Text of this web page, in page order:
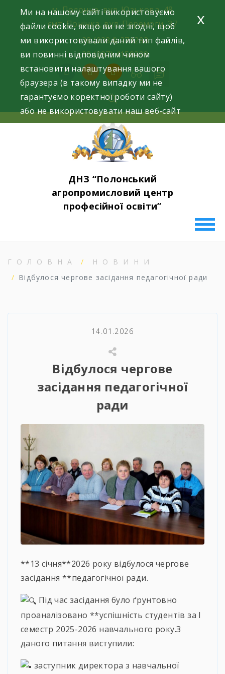
content
м. Полонне, вул. Юзькова, 48
смт. Понінка, вул. Перемоги, 37
+38 (0384) 371293
+38 (097) 4159398
facebookinstagramyoutube
ДНЗ “Полонський
агропромисловий центр
професійної освіти”
ГОЛОВНА
НОВИНИ
Відбулося чергове засідання педагогічної ради
14.01.2026
Відбулося чергове
засідання педагогічної
ради
**13 січня**2026 року відбулося чергове
засідання **педагогічної ради.
Під час засідання було ґрунтовно
проаналізовано **успішність студентів за І
семестр 2025-2026 навчального року.З
даного питання виступили:
заступник директора з навчальної
Ми на нашому сайті використовуємо
файли cookie, якщо ви не згодні, щоб
ми використовували даний тип файлів,
ви повинні відповідним чином
встановити налаштування вашого
браузера (в такому випадку ми не
гарантуємо коректної роботи сайту)
або не використовувати наш веб-сайт
x